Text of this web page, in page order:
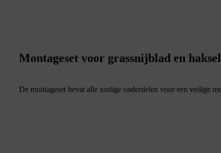
Montageset voor grassnijblad en
De montageset bevat alle nodige onderdelen voor een veilige